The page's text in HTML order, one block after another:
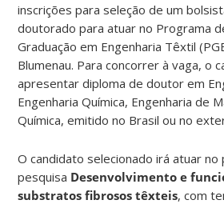
inscrições para seleção de um
doutorado para atuar no Programa
Graduação em Engenharia Têxtil
Blumenau. Para concorrer à vaga, o
apresentar diploma de doutor em
Engenharia Química, Engenharia de
Química, emitido no Brasil ou no
O candidato selecionado irá atuar
pesquisa Desenvolvimento e
substratos fibrosos têxteis, com